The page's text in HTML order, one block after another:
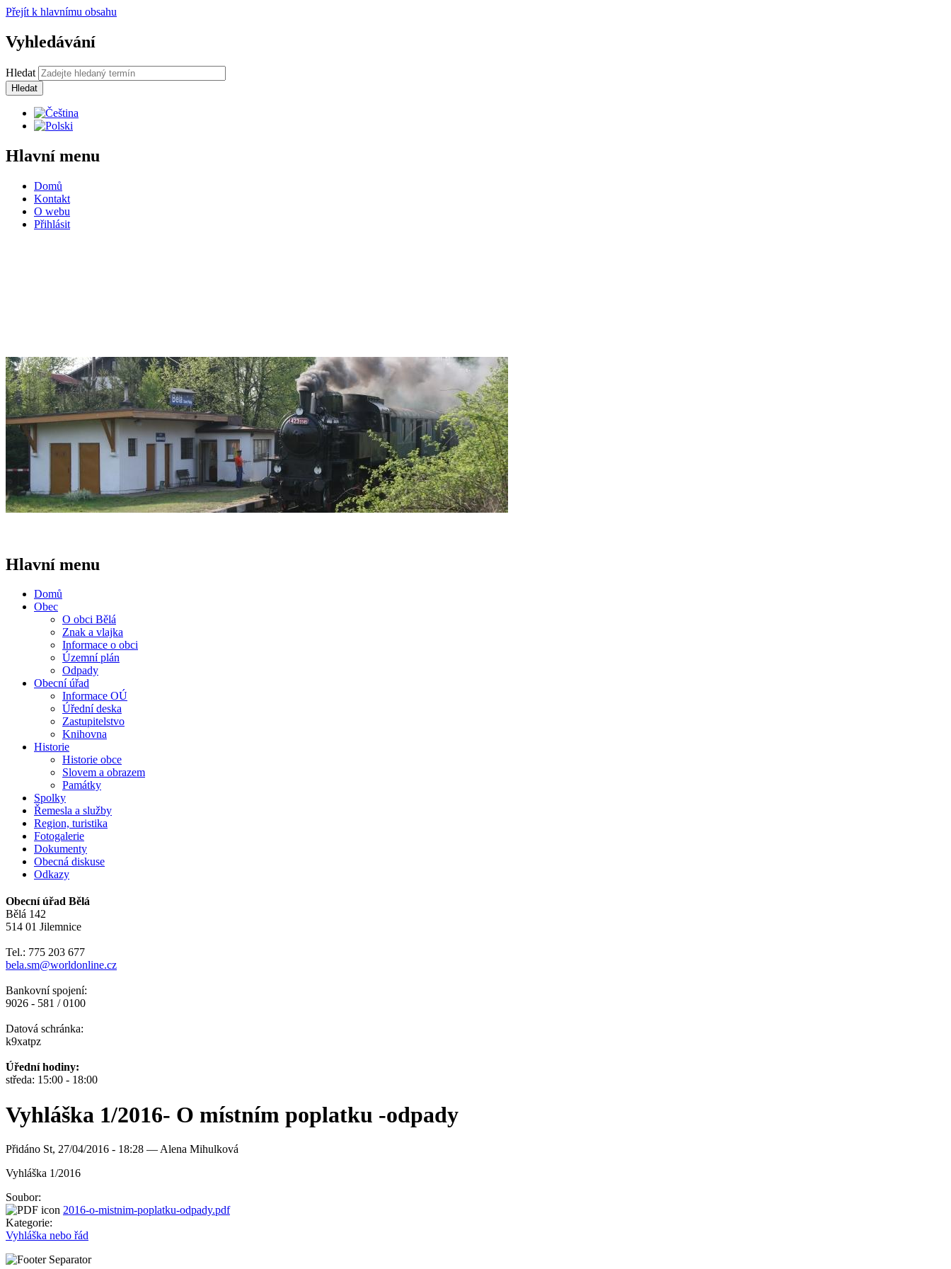
Přejít k hlavnímu obsahu
Vyhledávání
Hledat
Hlavní menu
Domů
Kontakt
O webu
Přihlásit
Hlavní menu
Domů
Obec
O obci Bělá
Znak a vlajka
Informace o obci
Územní plán
Odpady
Obecní úřad
Informace OÚ
Úřední deska
Zastupitelstvo
Knihovna
Historie
Historie obce
Slovem a obrazem
Památky
Spolky
Řemesla a služby
Region, turistika
Fotogalerie
Dokumenty
Obecná diskuse
Odkazy
Obecní úřad Bělá
Bělá 142
514 01 Jilemnice
Tel.: 775 203 677
bela.sm@worldonline.cz
Bankovní spojení:
9026 - 581 / 0100
Datová schránka:
k9xatpz
Úřední hodiny:
středa: 15:00 - 18:00
Vyhláška 1/2016- O místním poplatku -odpady
Přidáno St, 27/04/2016 - 18:28 — Alena Mihulková
Vyhláška 1/2016
Soubor:
2016-o-mistnim-poplatku-odpady.pdf
Kategorie:
Vyhláška nebo řád